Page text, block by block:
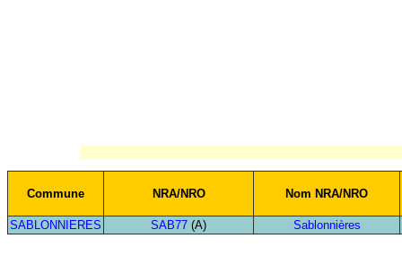
Commune NRA/NRO Nom NRA/NRO
SABLONNIERES SAB77 (A) Sablonnières